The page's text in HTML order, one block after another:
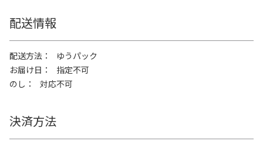
配送情報
配送方法
ゆうパック
お届け日
指定不可
のし
対応不可
決済方法